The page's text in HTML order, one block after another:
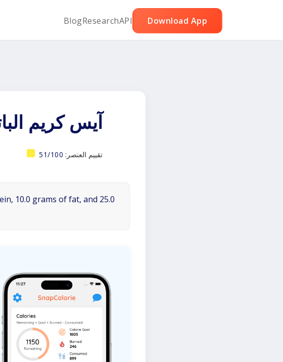
BlogResearchAPI Download App
آيس كريم
تقييم العنصر: 51/100
10.0 grams of fat, and 25.0